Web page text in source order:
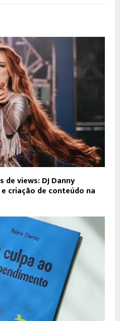
views: DJ Danny
criação de conteúdo na